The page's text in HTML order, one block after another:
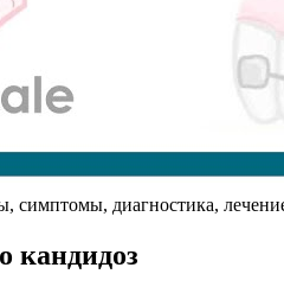
симптомы, диагностика,
кандидоз